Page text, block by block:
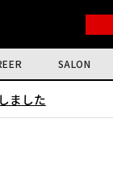
SALON
ました